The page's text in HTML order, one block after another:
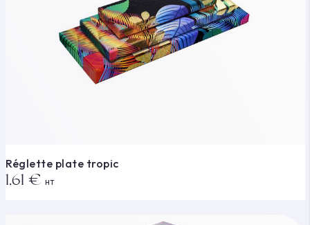
Réglette plate tropic
1,61 € HT